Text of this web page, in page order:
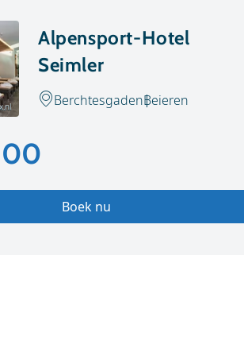
Alpensport-Hotel
Seimler
BerchtesgadenBeieren
Boek nu